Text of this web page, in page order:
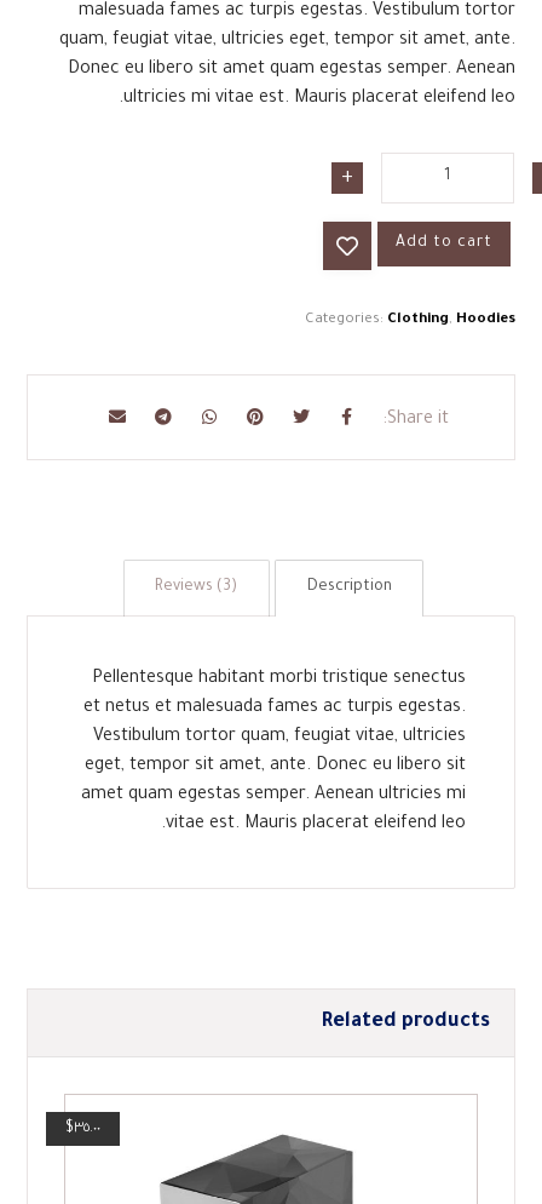
malesuada fames ac turpis egestas. Vestibulum tortor
quam, feugiat vitae, ultricies eget, tempor sit amet, ante.
Donec eu libero sit amet quam egestas semper. Aenean
ultricies mi vitae est. Mauris placerat eleifend leo.
+
Add to cart
Categories: Clothing, Hoodies
Description
Reviews (3)
Pellentesque habitant morbi tristique senectus
et netus et malesuada fames ac turpis egestas.
Vestibulum tortor quam, feugiat vitae, ultricies
eget, tempor sit amet, ante. Donec eu libero sit
amet quam egestas semper. Aenean ultricies mi
vitae est. Mauris placerat eleifend leo.
Related products
$٣٥.٠٠